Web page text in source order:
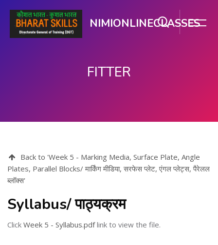
NIMIONLINECLASSES
FITTER
Back to 'Week 5 - Marking Media, Surface Plate, Angle
Plates, Parallel Blocks/ मार्किंग मीडिया, सरफेस प्लेट, एंगल प्लेट्स, पैरेलल
ब्लॉक्स'
Syllabus/ पाठ्यक्रम
Click Week 5 - Syllabus.pdflink to view the file.